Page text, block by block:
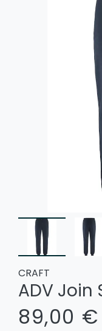
CRAFT
ADV Join
89,00 €